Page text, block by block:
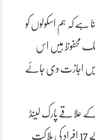
ہے کہ ہم اسکولوں کو
محفوظ ہیں اس
انہیں اجازت دی جائے
کے علاقے پارک لینڈ
میں واقع ہائی اسکول میں فائرنگ کے 17 افراد کی ہلاکت